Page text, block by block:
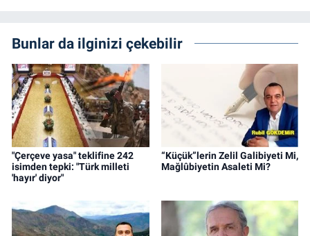
Bunlar da ilginizi çekebilir
"Çerçeve yasa" teklifine 242
isimden tepki: "Türk milleti
'hayır' diyor"
“Küçük”lerin Zelil Galibiyeti Mi,
Mağlûbiyetin Asaleti Mi?